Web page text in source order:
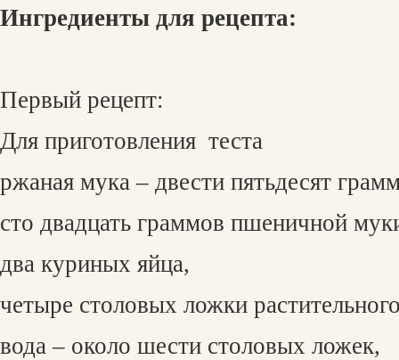
Ингредиенты для рецепта:
Первый рецепт:
Для приготовления теста
ржаная мука – двести пятьдесят
сто двадцать граммов пшеничной
два куриных яйца,
четыре столовых ложки
вода – около шести столовых ложек,